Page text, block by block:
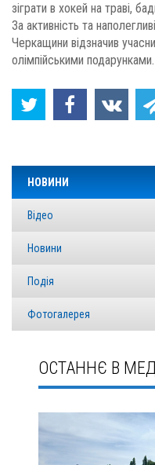
зіграти в хокей на траві,
За активність та
Черкащини відзначив
олімпійськими подарунками.
НОВИНИ
Відео
Новини
Подія
Фотогалерея
ОСТАННЄ В